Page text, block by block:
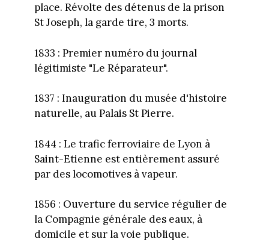
place. Révolte des détenus de la prison
St Joseph, la garde tire, 3 morts.
1833 : Premier numéro du journal
légitimiste "Le Réparateur".
1837 : Inauguration du musée d'histoire
naturelle, au Palais St Pierre.
1844 : Le trafic ferroviaire de Lyon à
Saint-Etienne est entièrement assuré
par des locomotives à vapeur.
1856 : Ouverture du service régulier de
la Compagnie générale des eaux, à
domicile et sur la voie publique.